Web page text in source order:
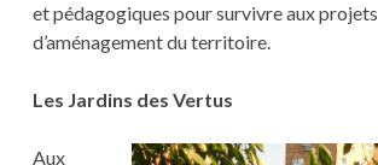
et pédagogiques pour survivre aux projets
d’aménagement du territoire.
Les Jardins des Vertus
Aux